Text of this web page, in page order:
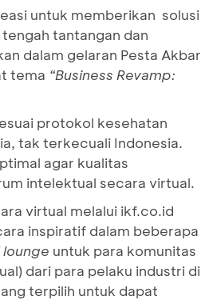
untuk memberikan solusi
tantangan dan
dalam gelaran Pesta Akbar
tema “Business Revamp:
protokol kesehatan
tak terkecuali Indonesia.
agar kualitas
intelektual secara virtual.
virtual melalui ikf.co.id
inspiratif dalam beberapa
untuk para komunitas
dari para pelaku industri di
terpilih untuk dapat